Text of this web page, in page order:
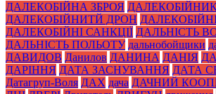
ДАЛЕКОБІЙНА ЗБРОЯ
ДАЛЕКОБІЙНИТЙ ДРОН
ДАЛЕКОБІЙНІ САНКЦІЇ ДАЛЬНІСТЬ
ДАЛЬНІСТЬ ПОЛЬОТУ дальнобойщики
ДАВИДОВ Данилов ДАНИНА ДАНІЯ
ДАРІННЯ ДАТА ЗАСНУВАННЯ ДАТА
Датагруп-Воля ДАХ дача ДАЧНИЙ